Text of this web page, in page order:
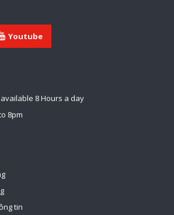
Youtube
8 Hours a day
8pm
tin